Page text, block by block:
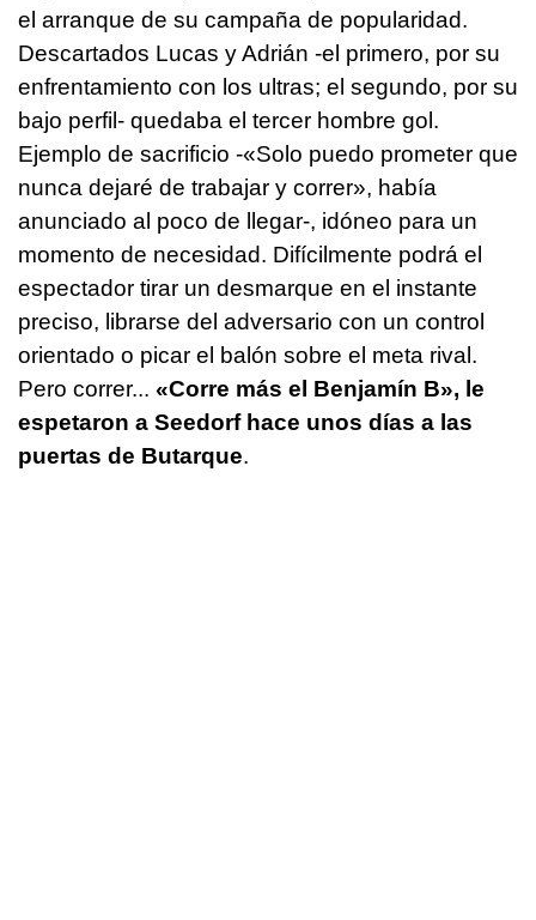
el arranque de su campaña de popularidad.
Descartados Lucas y Adrián -el primero, por su
enfrentamiento con los ultras; el segundo, por su
bajo perfil- quedaba el tercer hombre gol.
Ejemplo de sacrificio -«Solo puedo prometer que
nunca dejaré de trabajar y correr», había
anunciado al poco de llegar-, idóneo para un
momento de necesidad. Difícilmente podrá el
espectador tirar un desmarque en el instante
preciso, librarse del adversario con un control
orientado o picar el balón sobre el meta rival.
Pero correr... «Corre más el Benjamín B», le
espetaron a Seedorf hace unos días a las
puertas de Butarque.